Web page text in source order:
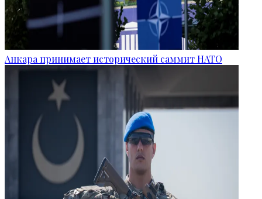
Анкара принимает исторический саммит НАТО